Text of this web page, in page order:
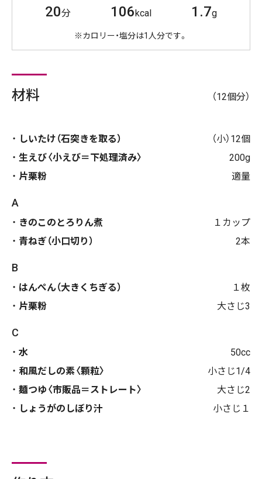
20分 106kcal 1.7g
※カロリー・塩分は1人分です。
材料 （12個分）
しいたけ（石突きを取る）
（小）12個
生えび〈小えび＝下処理済み〉
200g
片栗粉
適量
A
きのこのとろりん煮
１カップ
青ねぎ（小口切り）
2本
B
はんぺん（大きくちぎる）
１枚
片栗粉
大さじ3
C
水
50cc
和風だしの素〈顆粒〉
小さじ1/4
麺つゆ〈市販品＝ストレート〉
大さじ2
しょうがのしぼり汁
小さじ１